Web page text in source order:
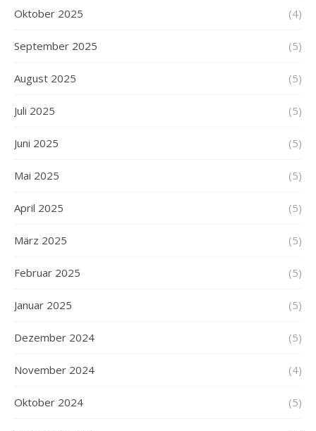
Oktober 2025 (4)
September 2025 (5)
August 2025 (5)
Juli 2025 (5)
Juni 2025 (5)
Mai 2025 (5)
April 2025 (5)
März 2025 (5)
Februar 2025 (5)
Januar 2025 (5)
Dezember 2024 (5)
November 2024 (4)
Oktober 2024 (5)